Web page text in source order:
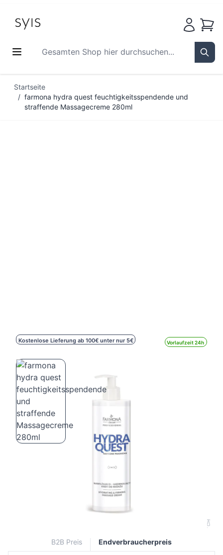
Gesamten Shop hier durchsuchen...
Startseite
/ farmona hydra quest feuchtigkeitsspendende und
straffende Massagecreme 280ml
Kostenlose Lieferung ab 100€ unter nur 5€ Vorlaufzeit 24h
farmona hydra quest
feuchtigkeitsspendende und straffende
Massagecreme 280ml
B2B Preis Endverbraucherpreis